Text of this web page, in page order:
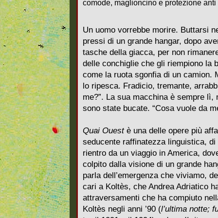
comode, maglioncino e protezione anti
Un uomo vorrebbe morire. Buttarsi
pressi di un grande hangar, dopo
tasche della giacca, per non
delle conchiglie che gli riempiono la
come la ruota sgonfia di un camion.
lo ripesca. Fradicio, tremante,
me?”. La sua macchina è sempre
sono state bucate. “Cosa vuole da
Quai Ouestè una delle opere più
seducente raffinatezza linguistica,
rientro da un viaggio in America,
colpito dalla visione di un grande
parla dell’emergenza che viviamo,
cari a Koltès, che Andrea Adriatico
attraversamenti che ha compiuto
Koltès negli anni ’90 (l’ultima notte;